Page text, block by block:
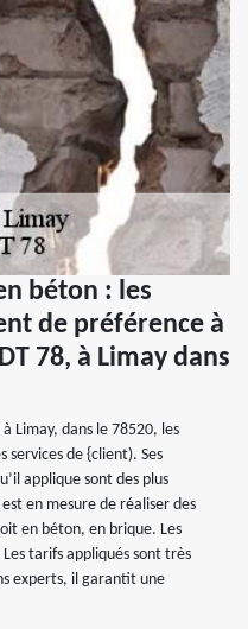
béton : les
de préférence à
78, à Limay dans
Limay, dans le 78520, les
de {client). Ses
applique sont des plus
en mesure de réaliser des
en béton, en brique. Les
tarifs appliqués sont très
experts, il garantit une